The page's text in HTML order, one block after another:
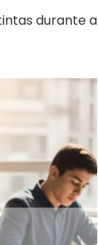
durante a